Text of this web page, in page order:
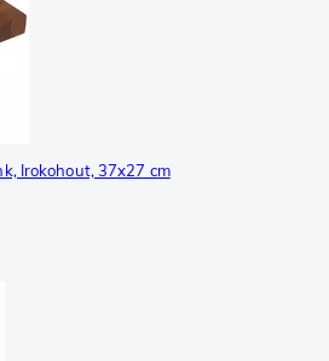
Irokohout, 37x27 cm